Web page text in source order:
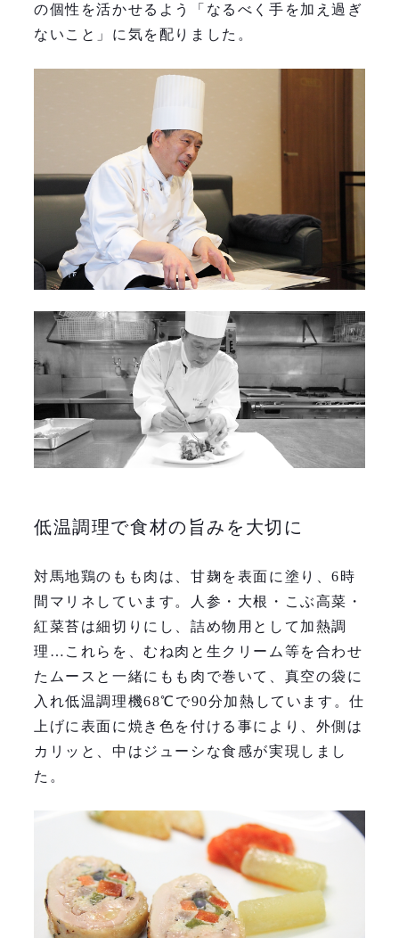
の個性を活かせるよう「なるべく手を加え過ぎ
ないこと」に気を配りました。
低温調理で食材の旨みを大切に
対馬地鶏のもも肉は、甘麹を表面に塗り、6時
間マリネしています。人参・大根・こぶ高菜・
紅菜苔は細切りにし、詰め物用として加熱調
理…これらを、むね肉と生クリーム等を合わせ
たムースと一緒にもも肉で巻いて、真空の袋に
入れ低温調理機68℃で90分加熱しています。仕
上げに表面に焼き色を付ける事により、外側は
カリッと、中はジューシな食感が実現しまし
た。